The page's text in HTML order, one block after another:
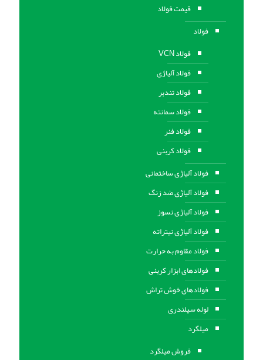
قیمت فولاد
فولاد
فولاد VCN
فولاد آلیاژی
فولاد تندبر
فولاد سمانته
فولاد فنر
فولاد کربنی
فولاد آلیاژی ساختمانی
فولاد آلیاژی ضد زنگ
فولاد آلیاژی نسوز
فولاد آلیاژی نیتراته
فولاد مقاوم به حرارت
فولادهای ابزار کربنی
فولادهای خوش تراش
لوله سیلندری
میلگرد
فروش میلگرد